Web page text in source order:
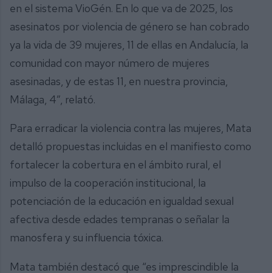
en el sistema VioGén. En lo que va de 2025, los
asesinatos por violencia de género se han cobrado
ya la vida de 39 mujeres, 11 de ellas en Andalucía, la
comunidad con mayor número de mujeres
asesinadas, y de estas 11, en nuestra provincia,
Málaga, 4”, relató.
Para erradicar la violencia contra las mujeres, Mata
detalló propuestas incluidas en el manifiesto como
fortalecer la cobertura en el ámbito rural, el
impulso de la cooperación institucional, la
potenciación de la educación en igualdad sexual
afectiva desde edades tempranas o señalar la
manosfera y su influencia tóxica.
Mata también destacó que “es imprescindible la